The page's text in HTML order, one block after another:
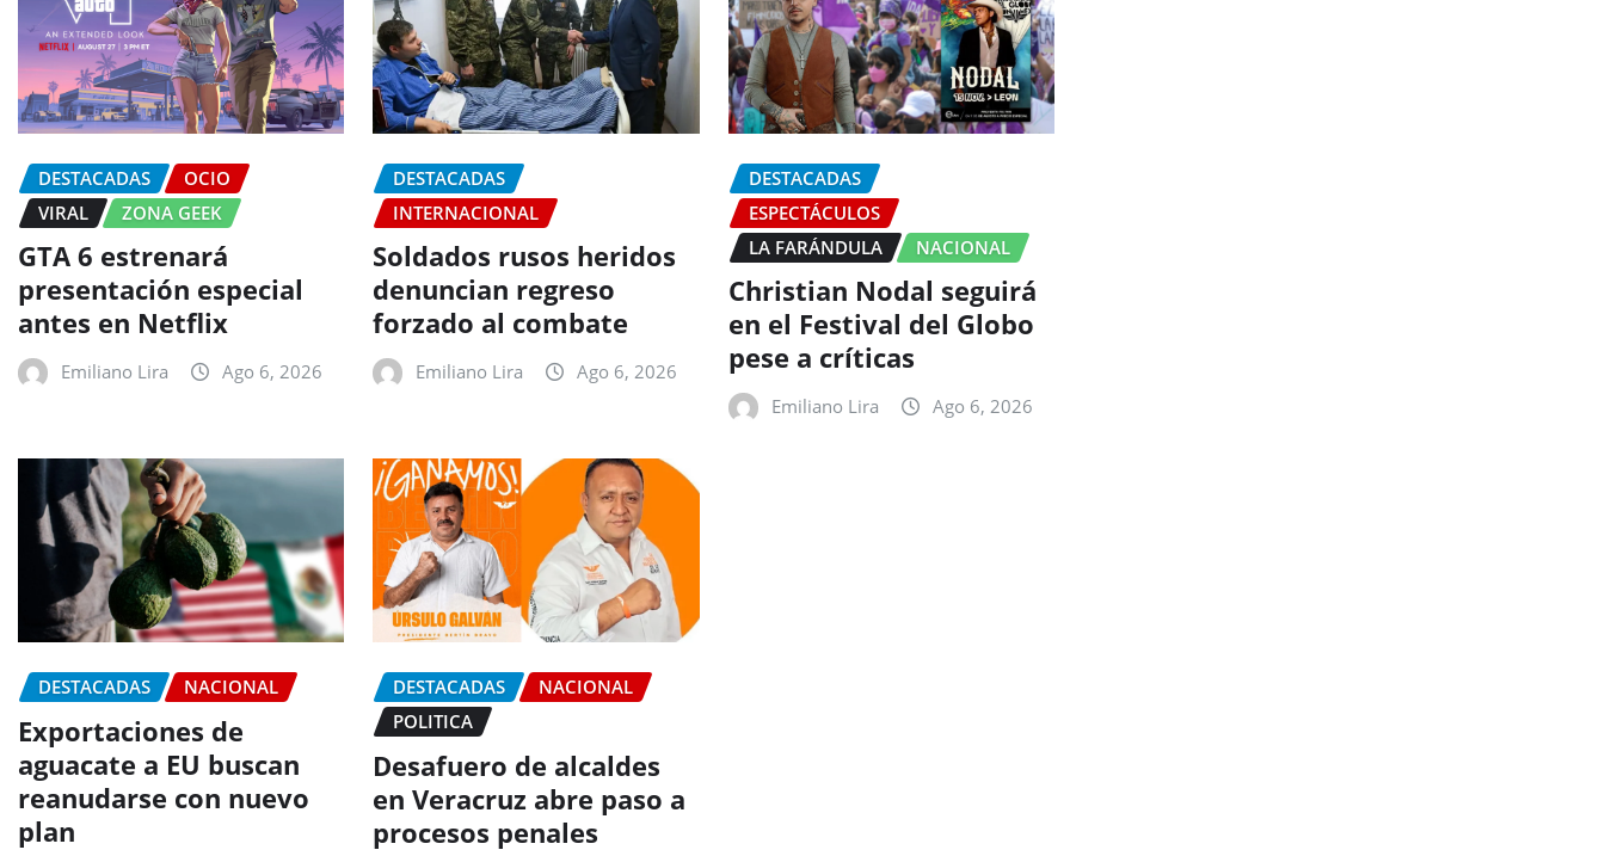
DESTACADAS
OCIO
VIRAL
ZONA GEEK
GTA 6 estrenará
presentación especial
antes en Netflix
Emiliano Lira Ago 6, 2026
DESTACADAS
INTERNACIONAL
Soldados rusos heridos
denuncian regreso
forzado al combate
Emiliano Lira Ago 6, 2026
DESTACADAS
ESPECTÁCULOS
LA FARÁNDULA
NACIONAL
Christian Nodal seguirá
en el Festival del Globo
pese a críticas
Emiliano Lira Ago 6, 2026
DESTACADAS NACIONAL
Exportaciones de
aguacate a EU buscan
reanudarse con nuevo
plan
DESTACADAS
NACIONAL
POLITICA
Desafuero de alcaldes
en Veracruz abre paso a
procesos penales